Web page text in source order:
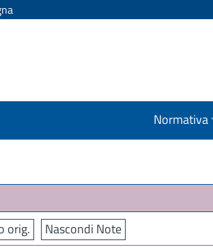
Normativa
orig. Nascondi Note